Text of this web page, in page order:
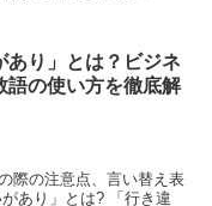
あり」とは？ビジネ
語の使い方を徹底解
際の注意点、言い替え表
あり」とは? 「行き違